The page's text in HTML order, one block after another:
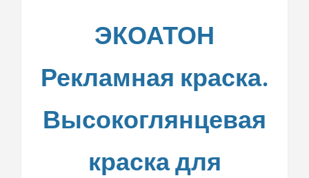
ЭКОАТОН
Рекламная краска.
Высокоглянцевая
краска для